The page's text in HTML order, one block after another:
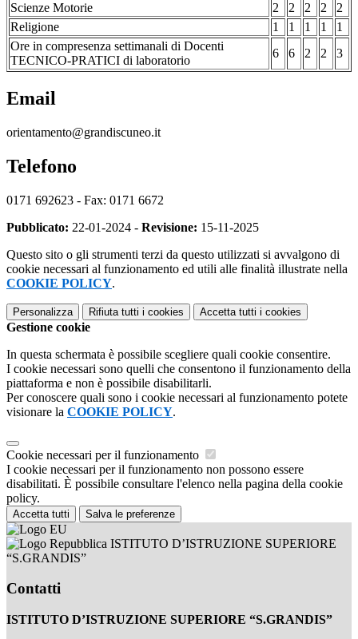
Scienze Motorie
2 2 2 2
2
Religione
1 1 1 1
1
Ore in compresenza settimanali di Docenti
TECNICO-PRATICI di laboratorio
6 6 2 2 3
Email
orientamento@grandiscuneo.it
Telefono
0171 692623 - Fax: 0171 6672
Pubblicato: 22-01-2024 - Revisione: 15-11-2025
Questo sito o gli strumenti terzi da questo utilizzati si avvalgono di
cookie necessari al funzionamento ed utili alle finalità illustrate nella
COOKIE POLICY.
Personalizza Rifiuta tutti i cookies Accetta tutti i cookies
Gestione cookie
In questa schermata è possibile scegliere quali cookie consentire.
I cookie necessari sono quelli che consentono il funzionamento della
piattaforma e non è possibile disabilitarli.
Per conoscere quali sono i cookie necessari al funzionamento potete
visionare la COOKIE POLICY.
Cookie necessari per il funzionamento
I cookie necessari per il funzionamento non possono essere
disabilitati. È possibile consultare l'elenco nella pagina della cookie
policy.
Accetta tutti Salva le preferenze
ISTITUTO D’ISTRUZIONE SUPERIORE
“S.GRANDIS”
Contatti
ISTITUTO D’ISTRUZIONE SUPERIORE “S.GRANDIS”